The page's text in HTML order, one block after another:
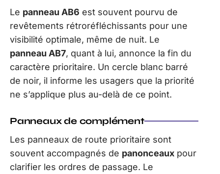
Le panneau AB6 est souvent pourvu de
revêtements rétroréfléchissants pour une
visibilité optimale, même de nuit. Le
panneau AB7, quant à lui, annonce la fin du
caractère prioritaire. Un cercle blanc barré
de noir, il informe les usagers que la priorité
ne s’applique plus au-delà de ce point.
Panneaux de complément
Les panneaux de route prioritaire sont
souvent accompagnés de panonceaux pour
clarifier les ordres de passage. Le